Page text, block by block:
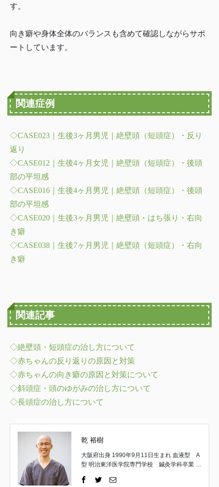
す。
向き癖や身体全体のバランスも含めて確認しながらサポ
ートしています。
関連症例
◇CASE023｜生後3ヶ月男児｜絶壁頭（短頭症）・反り
返り
◇CASE012｜生後4ヶ月女児｜絶壁頭（短頭症）・後頭
部の平坦感
◇CASE016｜生後4ヶ月男児｜絶壁頭（短頭症）・後頭
部の平坦感
◇CASE020｜生後3ヶ月男児｜絶壁頭・はち張り・右向
き癖
◇CASE038｜生後7ヶ月男児｜絶壁頭（短頭症）・右向
き癖
関連記事
◇絶壁頭・短頭症の治し方について
◇赤ちゃんの反り返りの原因と対策
◇赤ちゃんの向き癖の原因と対策について
◇斜頭症・頭のゆがみの治し方について
◇長頭症の治し方について
乾 裕樹
大阪府出身 1990年9月11日生まれ 血液型 A
型 明治東洋医学院専門学校 鍼灸学科卒業 取
人 日本統合手技協会 理事 一般社団法人